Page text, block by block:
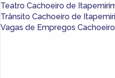
Teatro Cachoeiro de
Trânsito Cachoeiro de
Vagas de Empregos